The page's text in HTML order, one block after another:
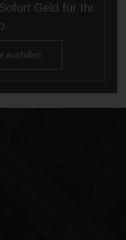
Geld für Ihr
ausfüllen